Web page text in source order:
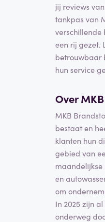
jij reviews
tankpas van
verschillende
een rij gezet.
betrouwbaar
hun service
Over
MKB
bestaat en
klanten hun
gebied van
maandelijkse
en
om
In 2025 zijn
onderweg